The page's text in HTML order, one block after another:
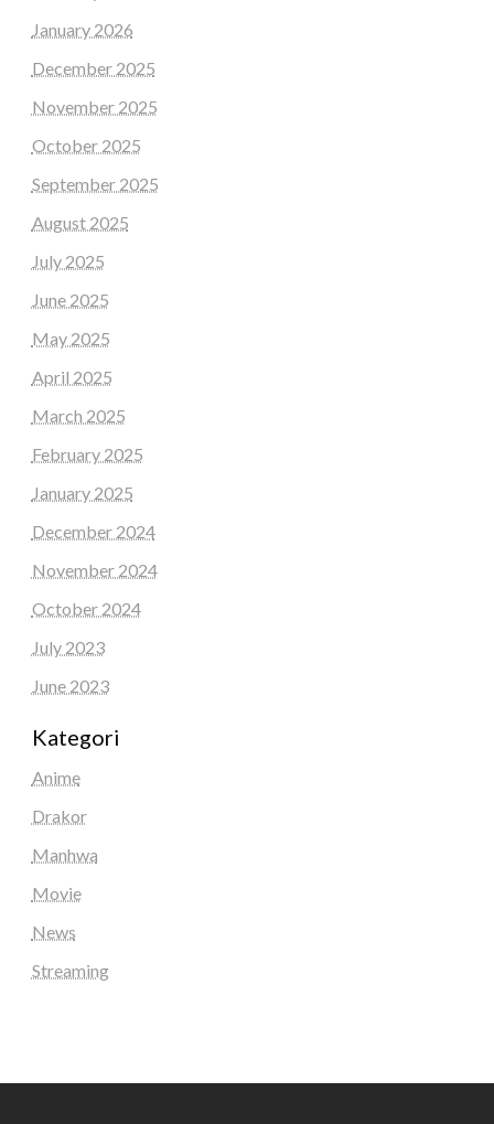
January 2026
December 2025
November 2025
October 2025
September 2025
August 2025
July 2025
June 2025
May 2025
April 2025
March 2025
February 2025
January 2025
December 2024
November 2024
October 2024
July 2023
June 2023
Kategori
Anime
Drakor
Manhwa
Movie
News
Streaming